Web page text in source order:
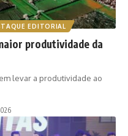
EDITORIAL
produtividade da
levar a produtividade ao